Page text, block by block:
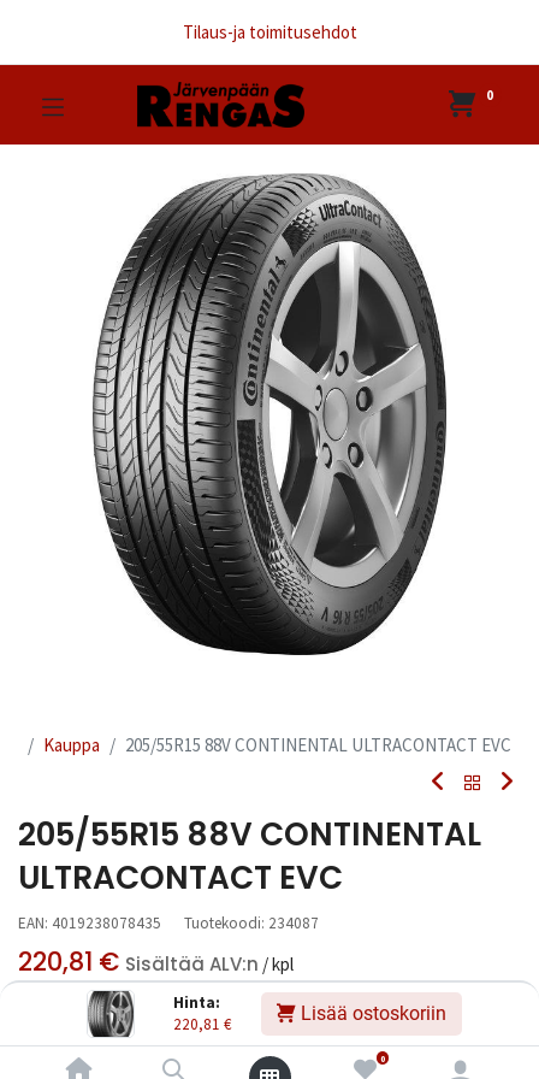
Hinta:
220,81 € Lisää ostoskoriin
0
Tilaus-ja toimitusehdot
0
Kauppa 205/55R15 88V CONTINENTAL ULTRACONTACT EVC
205/55R15 88V CONTINENTAL
ULTRACONTACT EVC
EAN: 4019238078435 Tuotekoodi: 234087
220,81 € Sisältää ALV:n / kpl
Toimittajilla (kotimaa): Saatavilla
Toimitusaika:
6 arkipäivää